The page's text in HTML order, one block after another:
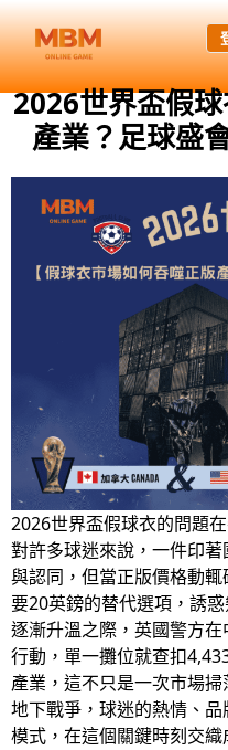
2026世界盃假
產業？足球盛
2026世界盃假球衣的問題
對許多球迷來說，一件印
與認同，但當正版價格動
要20英鎊的替代選項，誘
逐漸升溫之際，英國警方
行動，單一攤位就查扣
產業，這不只是一次市場
地下戰爭，球迷的熱情、
模式，在這個關鍵時刻交織